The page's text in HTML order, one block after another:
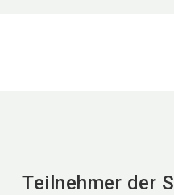
Teilnehmer der